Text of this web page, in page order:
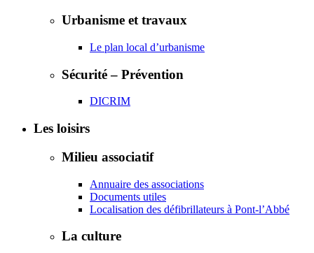
Urbanisme et travaux
Le plan local d’urbanisme
Sécurité – Prévention
DICRIM
Les loisirs
Milieu associatif
Annuaire des associations
Documents utiles
Localisation des défibrillateurs à Pont-l’Abbé
La culture